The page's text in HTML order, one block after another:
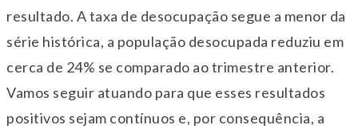
resultado. A taxa de desocupação segue a menor da
série histórica, a população desocupada reduziu em
cerca de 24% se comparado ao trimestre anterior.
Vamos seguir atuando para que esses resultados
positivos sejam contínuos e, por consequência, a